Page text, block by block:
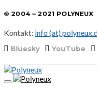
© 2004 – 2021 POLYNEUX
Kontakt: info (at)
Bluesky YouTube